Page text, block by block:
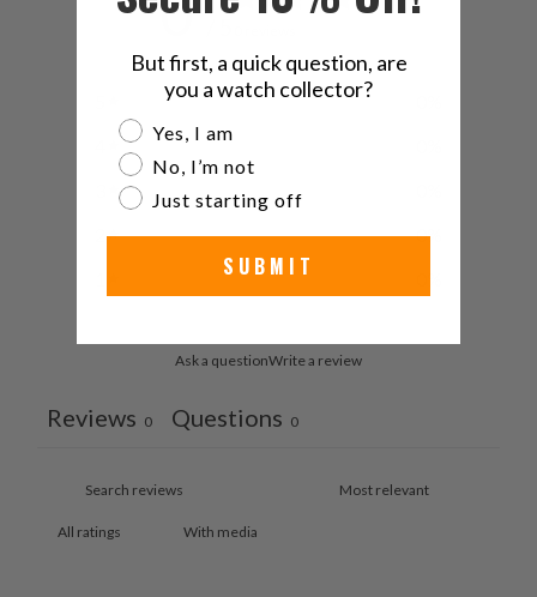
0%
Ask a questionWrite a review
Reviews 0 Questions 0
With media
But first, a quick question, are
you a watch collector?
Are you a watch collector?
Yes, I am
No, I’m not
Just starting off
SUBMIT